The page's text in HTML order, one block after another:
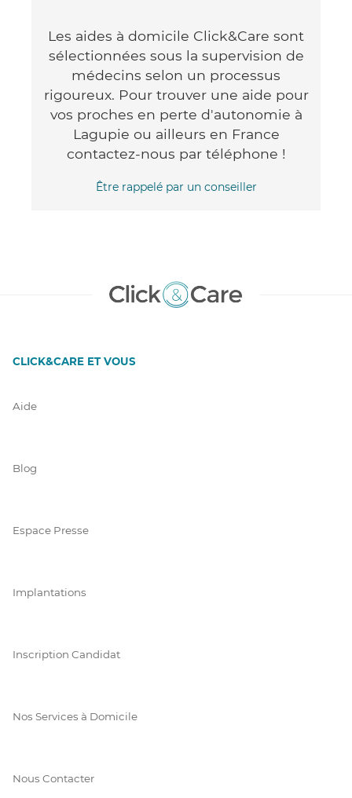
Les aides à domicile Click&Care sont
sélectionnées sous la supervision de
médecins selon un processus
rigoureux. Pour trouver une aide pour
vos proches en perte d'autonomie à
Lagupie ou ailleurs en France
contactez-nous par téléphone !
Être rappelé par un conseiller
CLICK&CARE ET VOUS
Aide
Blog
Espace Presse
Implantations
Inscription Candidat
Nos Services à Domicile
Nous Contacter